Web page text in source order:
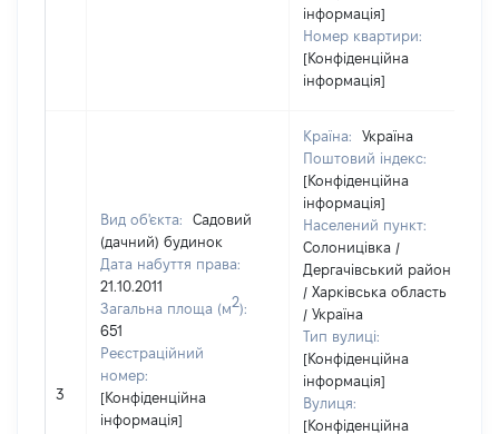
інформація]
Номер квартири:
[Конфіденційна
інформація]
3
Вид об'єкта:
Садовий
(дачний) будинок
Дата набуття права:
21.10.2011
Загальна площа (м2):
651
Реєстраційний
номер:
[Конфіденційна
інформація]
Країна:
Україна
Поштовий індекс:
[Конфіденційна
інформація]
Населений пункт:
Солоницівка /
Дергачівський район
/ Харківська область
/ Україна
Тип вулиці:
[Конфіденційна
інформація]
Вулиця:
[Конфіденційна